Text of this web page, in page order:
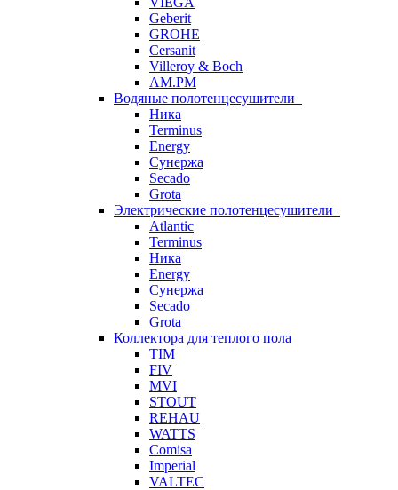
Geberit
GROHE
Cersanit
Villeroy & Boch
AM.PM
Водяные полотенцесушители
Ника
Terminus
Energy
Сунержа
Secado
Grota
Электрические полотенцесушители
Atlantic
Terminus
Ника
Energy
Сунержа
Secado
Grota
Коллектора для теплого пола
TIM
FIV
MVI
STOUT
REHAU
WATTS
Comisa
Imperial
VALTEC